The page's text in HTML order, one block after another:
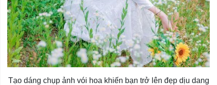
Tạo dáng chụp ảnh vói hoa khiến bạn trở lên đẹp dịu dang